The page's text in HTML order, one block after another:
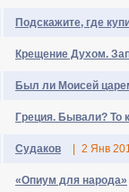
Подскажите, где
Крещение Духом.
Был ли Моисей
Греция. Бывали? То
Судаков 2 Янв
«Опиум для народа»